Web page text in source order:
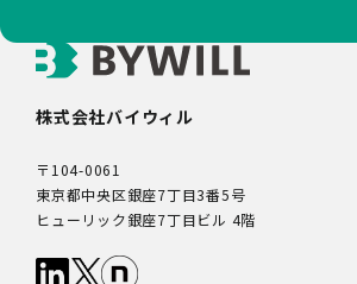
株式会社バイウィル
〒104-0061
東京都中央区銀座7丁目3番5号
ヒューリック銀座7丁目ビル 4階